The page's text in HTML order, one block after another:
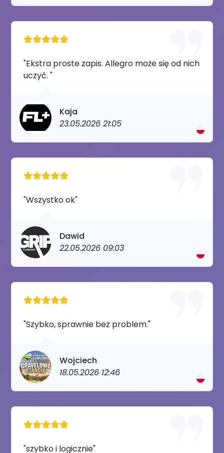
"Ekstra proste zapis. Allegro może się od nich
uczyć. "
Kaja
23.05.2026 21:05
"Wszystko ok"
Dawid
22.05.2026 09:03
"Szybko, sprawnie bez problem."
Wojciech
18.05.2026 12:46
"szybko i logicznie"